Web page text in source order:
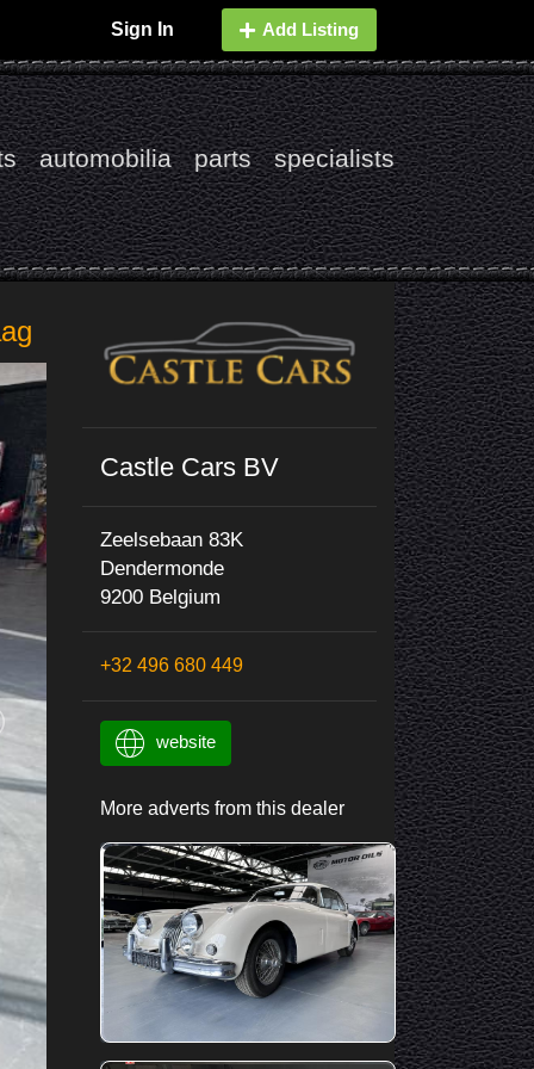
Sign In Add Listing
automobilia parts specialists
Castle Cars BV
Zeelsebaan 83K
Dendermonde
9200 Belgium
+32 496 680 449
website
More adverts from this dealer